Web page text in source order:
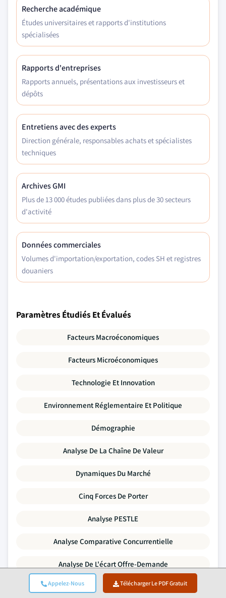
Appelez-Nous Télécharger Le PDF Gratuit
Recherche académique
Études universitaires et rapports d'institutions
spécialisées
Rapports d'entreprises
Rapports annuels, présentations aux investisseurs et
dépôts
Entretiens avec des experts
Direction générale, responsables achats et spécialistes
techniques
Archives GMI
Plus de 13 000 études publiées dans plus de 30 secteurs
d'activité
Données commerciales
Volumes d'importation/exportation, codes SH et registres
douaniers
Paramètres Étudiés Et Évalués
Facteurs Macroéconomiques
Facteurs Microéconomiques
Technologie Et Innovation
Environnement Réglementaire Et Politique
Démographie
Analyse De La Chaîne De Valeur
Dynamiques Du Marché
Cinq Forces De Porter
Analyse PESTLE
Analyse Comparative Concurrentielle
Analyse De L'écart Offre-Demande
Tendances Tarifaires